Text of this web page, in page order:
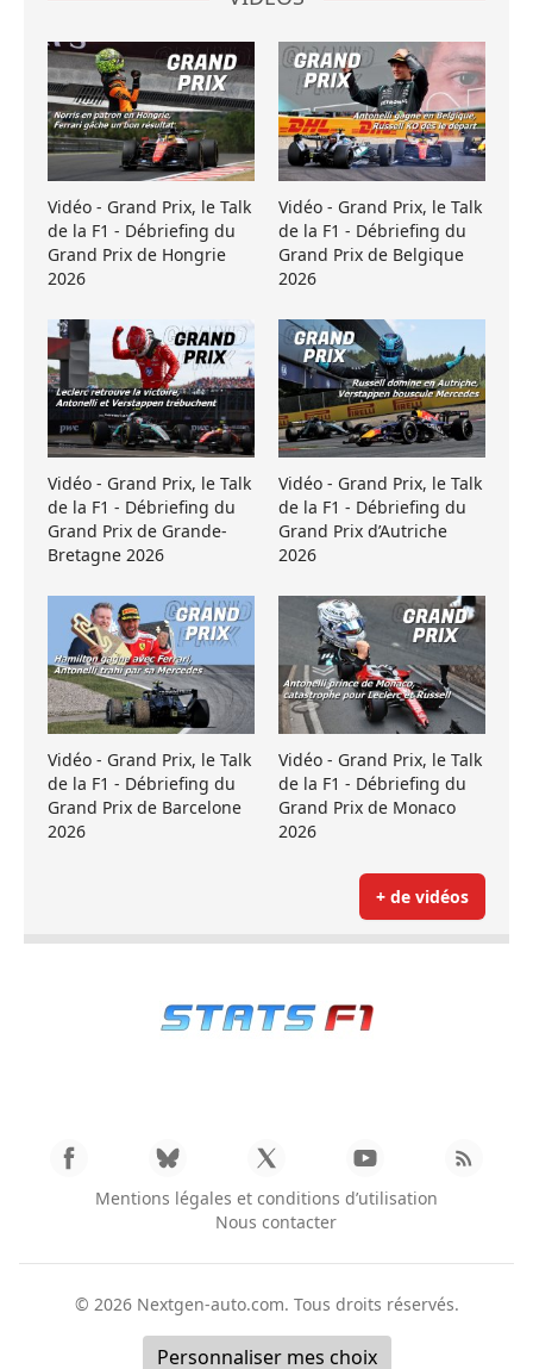
Vidéo - Grand Prix, le Talk
de la F1 - Débriefing du
Grand Prix de Hongrie
2026
Vidéo - Grand Prix, le Talk
de la F1 - Débriefing du
Grand Prix de Belgique
2026
Vidéo - Grand Prix, le Talk
de la F1 - Débriefing du
Grand Prix de Grande-
Bretagne 2026
Vidéo - Grand Prix, le Talk
de la F1 - Débriefing du
Grand Prix d’Autriche
2026
Vidéo - Grand Prix, le Talk
de la F1 - Débriefing du
Grand Prix de Barcelone
2026
Vidéo - Grand Prix, le Talk
de la F1 - Débriefing du
Grand Prix de Monaco
2026
+ de vidéos
Mentions légales et conditions d’utilisation
Nous contacter
© 2026 Nextgen-auto.com. Tous droits réservés.
Personnaliser mes choix